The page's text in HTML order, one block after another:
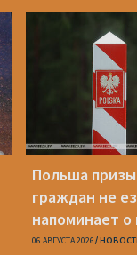
Польша
граждан не
напоминает
опасности
06 АВГУСТА 2026